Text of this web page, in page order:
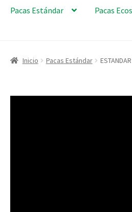
Pacas Estándar Pacas
Inicio Pacas Estándar